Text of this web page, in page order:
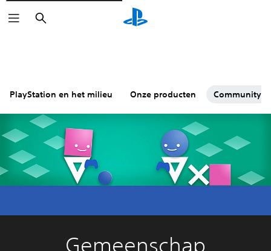
Zoeken
PlayStation en het milieu Onze producten Community
Gemeenschap